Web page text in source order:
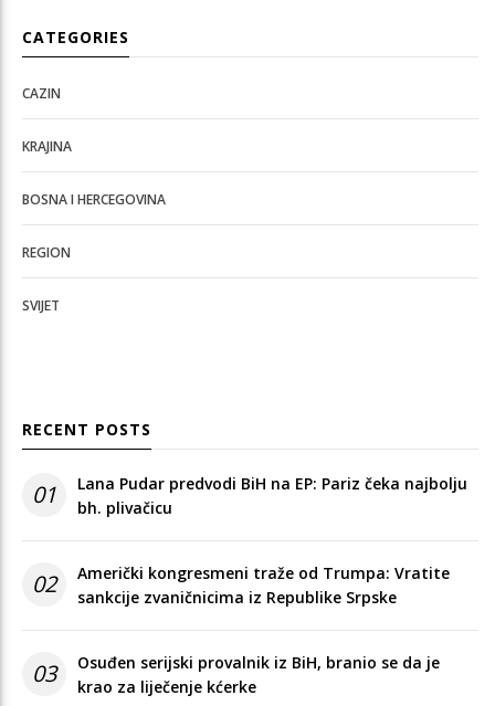
CATEGORIES
CAZIN
KRAJINA
BOSNA I HERCEGOVINA
REGION
SVIJET
RECENT POSTS
01
Lana Pudar predvodi BiH na EP: Pariz čeka najbolju
bh. plivačicu
02
Američki kongresmeni traže od Trumpa: Vratite
sankcije zvaničnicima iz Republike Srpske
03
Osuđen serijski provalnik iz BiH, branio se da je
krao za liječenje kćerke